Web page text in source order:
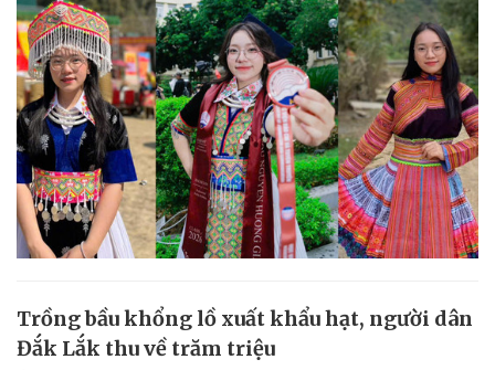
Trồng bầu khổng lồ xuất khẩu hạt, người dân
Đắk Lắk thu về trăm triệu